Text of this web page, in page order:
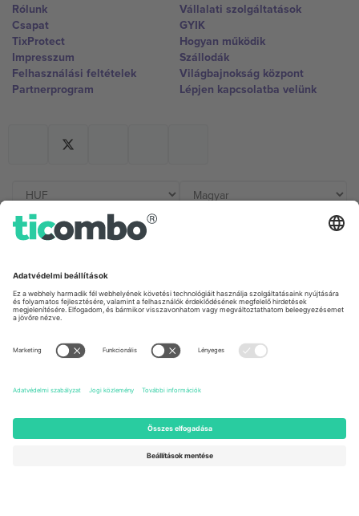
Rólunk
Csapat
TixProtect
Impresszum
Felhasználási feltételek
Partnerprogram
Vállalati szolgáltatások
GYIK
Hogyan működik
Szállodák
Világbajnokság központ
Lépjen kapcsolatba velünk
Germany
Unter den Linden 24, 10117
Berlin, Germany
United Kingdom
167 City Road, London, Greater
Newark, Delaware 19713, United
States
Engelberg, Switzerland